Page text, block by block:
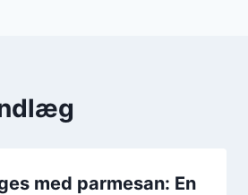
med parmesan: En